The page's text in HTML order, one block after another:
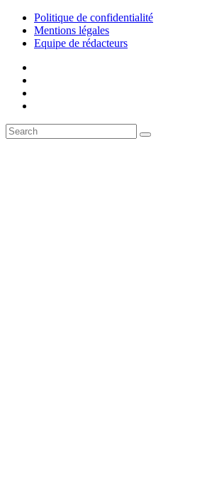
Politique de confidentialité
Mentions légales
Equipe de rédacteurs